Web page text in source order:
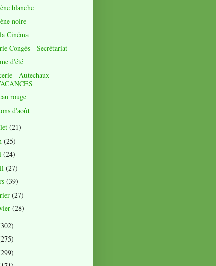
blanche
noire
Cinéma
Congés - Secrétariat
d'été
- Autechaux -
rouge
d'août
(21)
(25)
(24)
(27)
(39)
(27)
(28)